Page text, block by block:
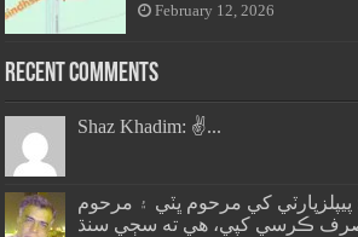
February 12, 2026
Recent Comments
Shaz Khadim: ✌️...
پيپلزپارٽي کي مرحوم ڀٽي ۽ مرحوم
صرف ڪرسي کپي، هي ته سڄي سنڌ